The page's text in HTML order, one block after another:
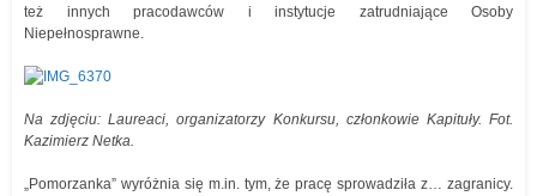
też innych pracodawców i instytucje zatrudniające Osoby
Niepełnosprawne.
Na zdjęciu: Laureaci, organizatorzy Konkursu, członkowie Kapituły. Fot.
Kazimierz Netka.
„Pomorzanka” wyróżnia się m.in. tym, że pracę sprowadziła z… zagranicy.